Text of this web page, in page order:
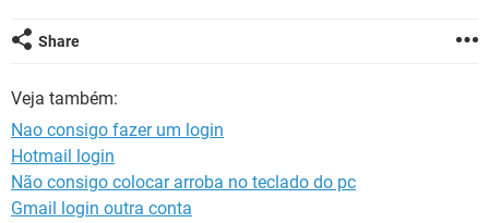
Share
Veja também:
Nao consigo fazer um login
Hotmail login
Não consigo colocar arroba no teclado do pc
Gmail login outra conta